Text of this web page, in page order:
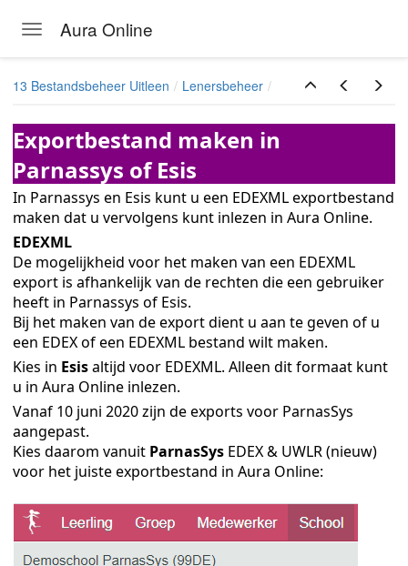
Toggle navigation
Aura Online
13 Bestandsbeheer Uitleen Lenersbeheer
Exportbestand maken in
Parnassys of Esis
In Parnassys en Esis kunt u een EDEXML exportbestand
maken dat u vervolgens kunt inlezen in Aura Online.
EDEXML
De mogelijkheid voor het maken van een EDEXML
export is afhankelijk van de rechten die een gebruiker
heeft in Parnassys of Esis.
Bij het maken van de export dient u aan te geven of u
een EDEX of een EDEXML bestand wilt maken.
Kies in Esisaltijd voor EDEXML. Alleen dit formaat kunt
u in Aura Online inlezen.
Vanaf 10 juni 2020 zijn de exports voor ParnasSys
aangepast.
Kies daarom vanuit ParnasSys EDEX & UWLR (nieuw)
voor het juiste exportbestand in Aura Online: